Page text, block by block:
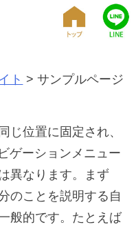
ト >サンプルページ
じ位置に固定され、
ゲーションメニュー
異なります。まず
のことを説明する自
般的です。たとえば